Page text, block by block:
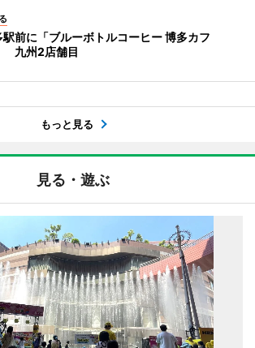
駅前に「ブルーボトルコーヒー 博多カフ
九州2店舗目
もっと見る
見る・遊ぶ